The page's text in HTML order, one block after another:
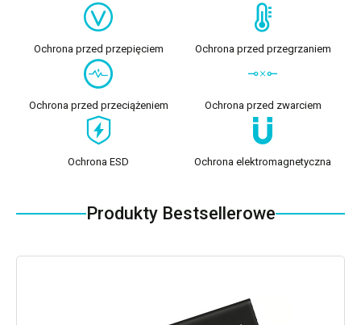
Ochrona przed przepięciem Ochrona przed przegrzaniem
Ochrona przed przeciążeniem Ochrona przed zwarciem
Ochrona ESD Ochrona elektromagnetyczna
Produkty Bestsellerowe